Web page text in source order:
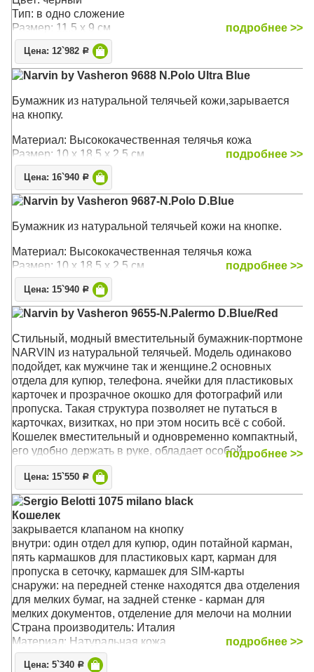
Тип: в одно сложение
Размер: 11.5 x 9 см
подробнее >>
Цена: 12`982 Р
Narvin by Vasheron 9688 N.Polo Ultra Blue
Бумажник из натуральной телячьей кожи,зарывается
на кнопку.
Материал: Высококачественная телячья кожа
Размер: 10 х 18,5 х 2,5 см
подробнее >>
Цена: 16`940 Р
Narvin by Vasheron 9687-N.Polo D.Blue
Бумажник из натуральной телячьей кожи на кнопке.
Материал: Высококачественная телячья кожа
Размер: 10 х 18,5 х 2,5 см
подробнее >>
Цена: 15`940 Р
Narvin by Vasheron 9655-N.Palermo D.Blue/Red
Стильный, модный вместительный бумажник-портмоне
NARVIN из натуральной телячьей. Модель одинаково
подойдет, как мужчине так и женщине.2 основных
отдела для купюр, телефона. ячейки для пластиковых
карточек и прозрачное окошко для фотографий или
пропуска. Такая структура позволяет не путаться в
карточках, визитках, но при этом носить всё с собой.
Кошелек вместительный и одновременно компактный,
его удобно держать в руке, обладает особой
прочностью и надолго сохраняет привлекательный
внешний вид даже при активном использовании.Его
удобно брать с собой в командировки или
путешествия. Кошелёк из натуральной кожи послужит
хорошим подарком коллеге или любимому мужчине.
Кошелек упакован в подарочную коробку, которая
подчеркнет премиальность подарка
Материал: Высококачественная телячья кожа
Размер: 18,5 х 9,5 х 1 см
подробнее >>
Цена: 15`550 Р
Sergio Belotti 1075 milano black
Кошелек
закрывается клапаном на кнопку
внутри: один отдел для купюр, один потайной карман,
пять кармашков для пластиковых карт, карман для
пропуска в сеточку, кармашек для SIM-карты
снаружи: на передней стенке находятся два отделения
для мелких бумаг, на задней стенке - карман для
мелких документов, отделение для мелочи на молнии
Страна производитель: Италия
Материал: Натуральная кожа
Размер: 17.5 x 9 x 1.5 см
подробнее >>
Цена: 5`340 Р